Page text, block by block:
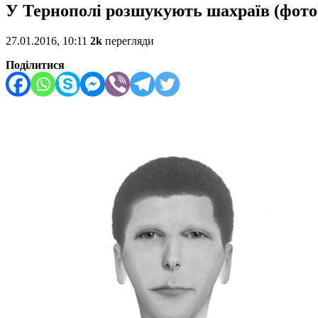
У Тернополі розшукують шахраїв
27.01.2016, 10:11 2k перегляди
Поділитися